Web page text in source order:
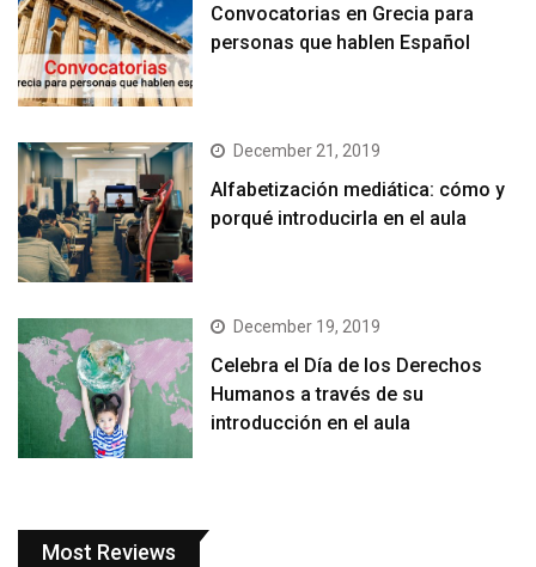
Convocatorias en Grecia para
personas que hablen Español
December 21, 2019
Alfabetización mediática: cómo y
porqué introducirla en el aula
December 19, 2019
Celebra el Día de los Derechos
Humanos a través de su
introducción en el aula
Most Reviews